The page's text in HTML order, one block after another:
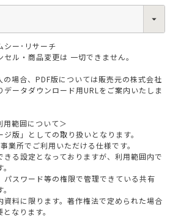
ー･リサーチ
ル・商品変更は 一切できません。
場合、PDF版については販売元の株式会社
ータダウンロード用URLをご案内いたしま
用範囲について＞
版」としての取り扱いとなります。
所でご利用いただける仕様です。
る設定となっておりますが、利用範囲内で
パスワード等の権限で管理できている共有
資料に限ります。著作権法で定められた場合
なります。